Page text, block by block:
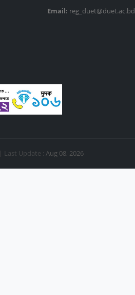
Email: reg_duet@duet.ac.bd
| Last Update : Aug 08, 2026